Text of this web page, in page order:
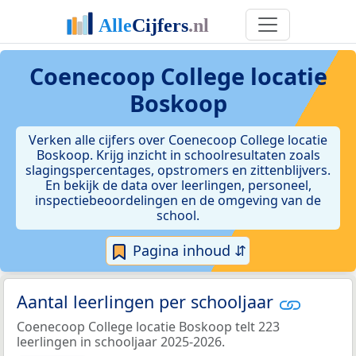
Coenecoop College locatie
Boskoop
Verken alle cijfers over Coenecoop College locatie
Boskoop. Krijg inzicht in schoolresultaten zoals
slagingspercentages, opstromers en zittenblijvers.
En bekijk de data over leerlingen, personeel,
inspectiebeoordelingen en de omgeving van de
school.
Pagina inhoud ⇵
Aantal leerlingen per schooljaar
Coenecoop College locatie Boskoop telt 223
leerlingen in schooljaar 2025-2026.